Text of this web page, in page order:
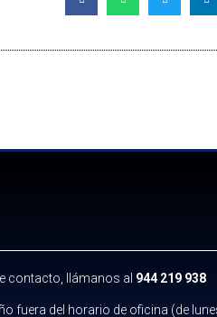
contacto, llámanos al 944 219 938
fuera del horario de oficina (de